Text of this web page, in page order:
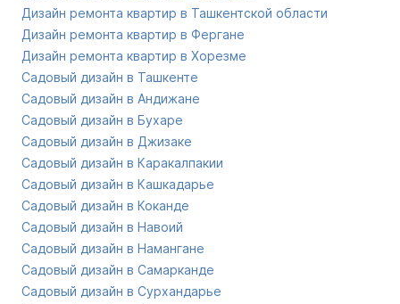
Дизайн ремонта квартир в Ташкентской области
Дизайн ремонта квартир в Фергане
Дизайн ремонта квартир в Хорезме
Садовый дизайн в Ташкенте
Садовый дизайн в Андижане
Садовый дизайн в Бухаре
Садовый дизайн в Джизаке
Садовый дизайн в Каракалпакии
Садовый дизайн в Кашкадарье
Садовый дизайн в Коканде
Садовый дизайн в Навоий
Садовый дизайн в Намангане
Садовый дизайн в Самарканде
Садовый дизайн в Сурхандарье